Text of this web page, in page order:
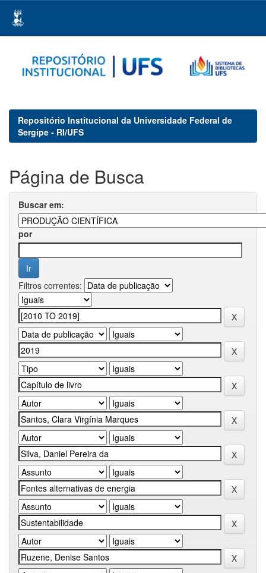
navigation
Repositório Institucional da Universidade Federal de
Sergipe - RI/UFS
Página de Busca
Buscar em:
por
Filtros correntes: